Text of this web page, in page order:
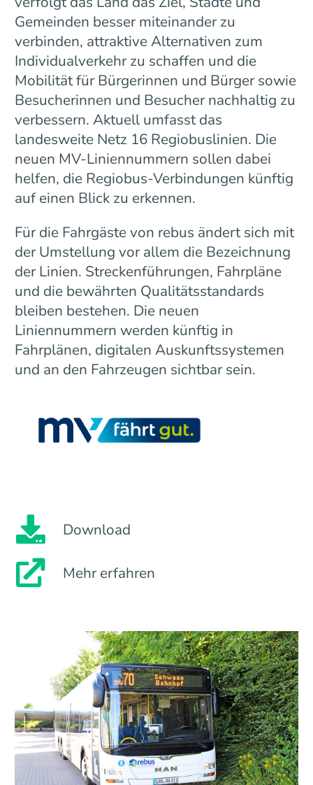
Gemeinden besser miteinander zu
verbinden, attraktive Alternativen zum
Individualverkehr zu schaffen und die
Mobilität für Bürgerinnen und Bürger sowie
Besucherinnen und Besucher nachhaltig zu
verbessern. Aktuell umfasst das
landesweite Netz 16 Regiobuslinien. Die
neuen MV-Liniennummern sollen dabei
helfen, die Regiobus-Verbindungen künftig
auf einen Blick zu erkennen.
Für die Fahrgäste von rebus ändert sich mit
der Umstellung vor allem die Bezeichnung
der Linien. Streckenführungen, Fahrpläne
und die bewährten Qualitätsstandards
bleiben bestehen. Die neuen
Liniennummern werden künftig in
Fahrplänen, digitalen Auskunftssystemen
und an den Fahrzeugen sichtbar sein.
Download
Mehr erfahren